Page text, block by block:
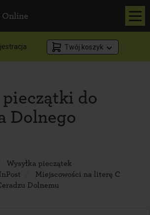
Online
Twój koszyk
pieczątki do
Dolnego
Wysyłka pieczątek
Miejscowości na literę C
Dolnemu